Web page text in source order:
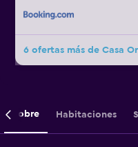
6 ofertas más de Casa
Sobre Habitaciones